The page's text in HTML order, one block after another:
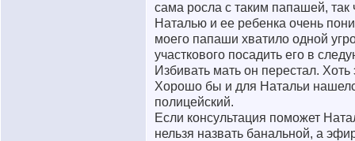
сама росла с таким папашей, так
Наталью и ее ребенка очень
моего папаши хватило одной
участкового посадить его в
Избивать мать он перестал. Хоть
Хорошо бы и для Натальи
полицейский.
Если консультация поможет
нельзя назвать банальной, а